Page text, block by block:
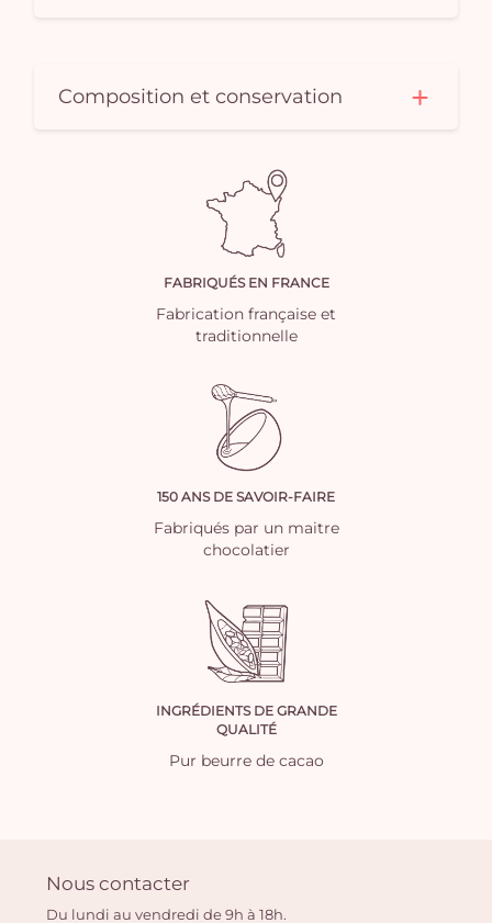
Composition et conservation
FABRIQUÉS EN FRANCE
Fabrication française et
traditionnelle
150 ANS DE SAVOIR-FAIRE
Fabriqués par un maitre
chocolatier
INGRÉDIENTS DE GRANDE
QUALITÉ
Pur beurre de cacao
Nous contacter
Du lundi au vendredi de 9h à 18h.